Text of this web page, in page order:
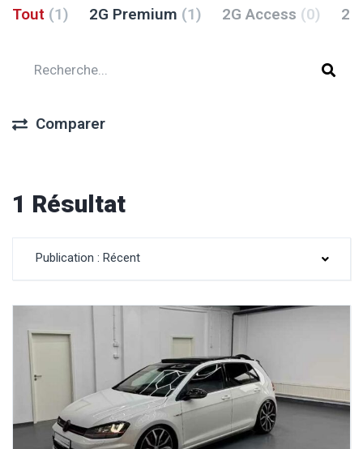
Tout (1) 2G Premium (1) 2G Access (0)
Comparer
1 Résultat
Publication : Récent